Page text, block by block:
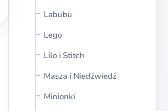
Labubu
Lego
Lilo i Stitch
Masza i Niedźwiedź
Minionki